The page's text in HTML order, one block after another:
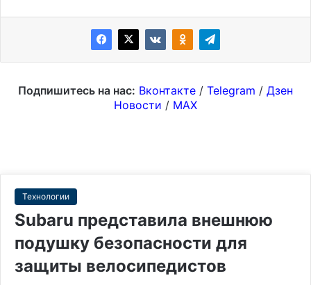
Подпишитесь на нас: Вконтакте / Telegram / Дзен
Новости / MAX